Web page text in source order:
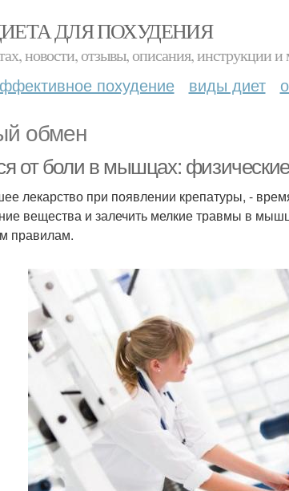
ДЛЯ ПОХУДЕНИЯ
новости, отзывы, описания, инструкции и
похудение виды диет
обмен
от боли в мышцах:
лекарство при появлении крепатуры, -
вещества и залечить мелкие травмы в
правилам.